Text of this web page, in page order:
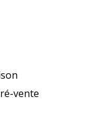
vente